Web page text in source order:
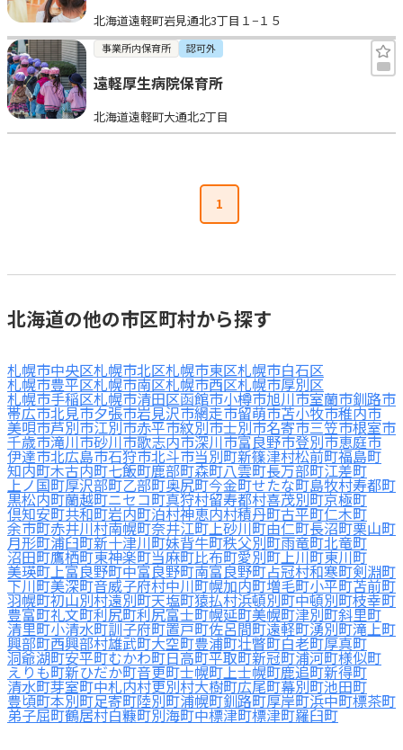
北海道遠軽町岩見通北3丁目１−１５
事業所内保育所 認可外
遠軽厚生病院保育所
北海道遠軽町大通北2丁目
1
北海道の他の市区町村から探す
札幌市中央区札幌市北区札幌市東区札幌市白石区
札幌市豊平区札幌市南区札幌市西区札幌市厚別区
札幌市手稲区札幌市清田区函館市小樽市旭川市室蘭市釧路市
帯広市北見市夕張市岩見沢市網走市留萌市苫小牧市稚内市
美唄市芦別市江別市赤平市紋別市士別市名寄市三笠市根室市
千歳市滝川市砂川市歌志内市深川市富良野市登別市恵庭市
伊達市北広島市石狩市北斗市当別町新篠津村松前町福島町
知内町木古内町七飯町鹿部町森町八雲町長万部町江差町
上ノ国町厚沢部町乙部町奥尻町今金町せたな町島牧村寿都町
黒松内町蘭越町ニセコ町真狩村留寿都村喜茂別町京極町
倶知安町共和町岩内町泊村神恵内村積丹町古平町仁木町
余市町赤井川村南幌町奈井江町上砂川町由仁町長沼町栗山町
月形町浦臼町新十津川町妹背牛町秩父別町雨竜町北竜町
沼田町鷹栖町東神楽町当麻町比布町愛別町上川町東川町
美瑛町上富良野町中富良野町南富良野町占冠村和寒町剣淵町
下川町美深町音威子府村中川町幌加内町増毛町小平町苫前町
羽幌町初山別村遠別町天塩町猿払村浜頓別町中頓別町枝幸町
豊富町礼文町利尻町利尻富士町幌延町美幌町津別町斜里町
清里町小清水町訓子府町置戸町佐呂間町遠軽町湧別町滝上町
興部町西興部村雄武町大空町豊浦町壮瞥町白老町厚真町
洞爺湖町安平町むかわ町日高町平取町新冠町浦河町様似町
えりも町新ひだか町音更町士幌町上士幌町鹿追町新得町
清水町芽室町中札内村更別村大樹町広尾町幕別町池田町
豊頃町本別町足寄町陸別町浦幌町釧路町厚岸町浜中町標茶町
弟子屈町鶴居村白糠町別海町中標津町標津町羅臼町